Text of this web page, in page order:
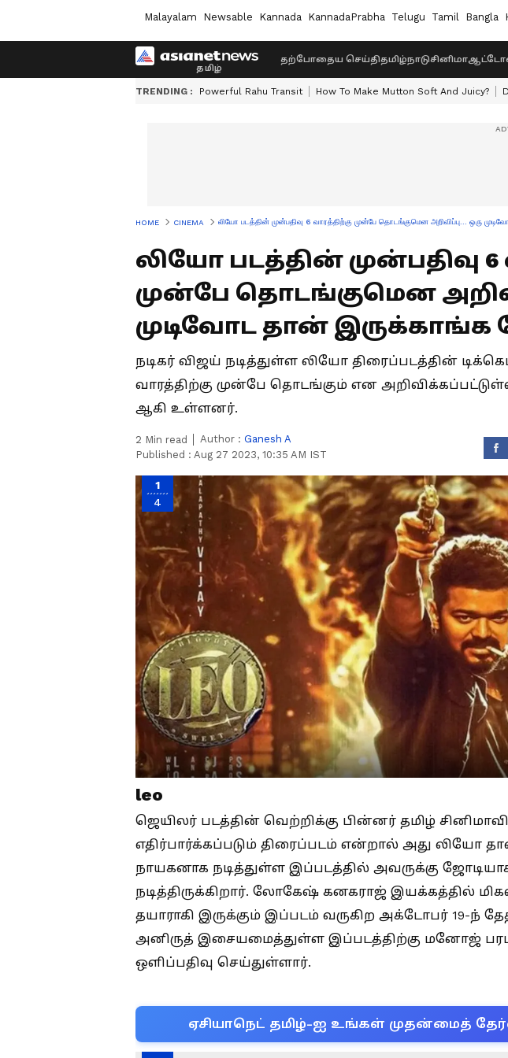
Malayalam Newsable Kannada KannadaPrabha Telugu Tamil Bangla
தற்போதைய செய்திதமிழ்நாடுசினிமாஆட்டோ
TRENDING : Powerful Rahu Transit How To Make Mutton Soft And Juicy?
HOME CINEMA லியோ படத்தின் முன்பதிவு 6 வாரத்திற்கு முன்பே தொடங்குமென அறிவிப்பு... ஒரு
லியோ படத்தின் முன்பதிவு 6
முன்பே தொடங்குமென
முடிவோட தான்
நடிகர் விஜய் நடித்துள்ள லியோ திரைப்படத்தின்
வாரத்திற்கு முன்பே தொடங்கும் என
ஆகி உள்ளனர்.
2 Min read Author : Ganesh A
Published : Aug 27 2023, 10:35 AM IST
1
4
leo
ஜெயிலர் படத்தின் வெற்றிக்கு பின்னர் தமிழ்
எதிர்பார்க்கப்படும் திரைப்படம் என்றால் அது லியோ
நாயகனாக நடித்துள்ள இப்படத்தில் அவருக்கு
நடித்திருக்கிறார். லோகேஷ் கனகராஜ் இயக்கத்தில்
தயாராகி இருக்கும் இப்படம் வருகிற அக்டோபர் 19-ந்
அனிருத் இசையமைத்துள்ள இப்படத்திற்கு மனோஜ்
ஒளிப்பதிவு செய்துள்ளார்.
ஏசியாநெட் தமிழ்-ஐ உங்கள் முதன்மைத்